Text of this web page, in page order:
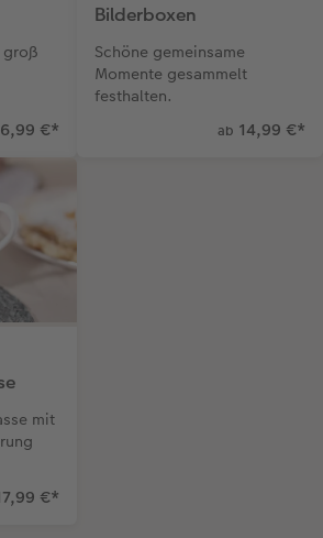
groß
€*
Bilderboxen
Schöne gemeinsame
Momente gesammelt
festhalten.
ab 14,99 €*
mit
€*